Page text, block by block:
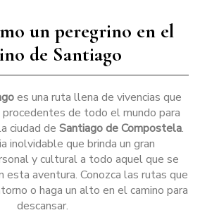
un peregrino en el
de Santiago
es una ruta llena de vivencias que
de todo el mundo para
ciudad de Santiago de Compostela.
inolvidable que brinda un gran
y cultural a todo aquel que se
esta aventura. Conozca las rutas que
o haga un alto en el camino para
descansar.